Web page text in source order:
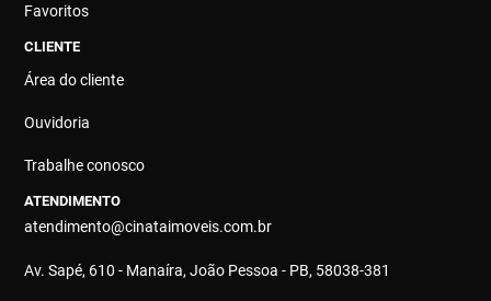
Favoritos
CLIENTE
Área do cliente
Ouvidoria
Trabalhe conosco
ATENDIMENTO
atendimento@cinataimoveis.com.br
Av. Sapé, 610 - Manaíra, João Pessoa - PB, 58038-381